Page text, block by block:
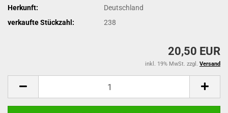
Herkunft:
Deutschland
verkaufte Stückzahl:
238
20,50 EUR
inkl. 19% MwSt. zzgl. Versand